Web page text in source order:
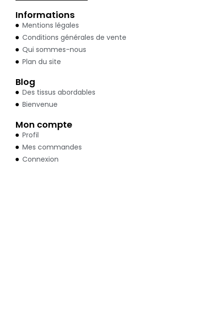
Informations
Mentions légales
Conditions générales de vente
Qui sommes-nous
Plan du site
Blog
Des tissus abordables
Bienvenue
Mon compte
Profil
Mes commandes
Connexion